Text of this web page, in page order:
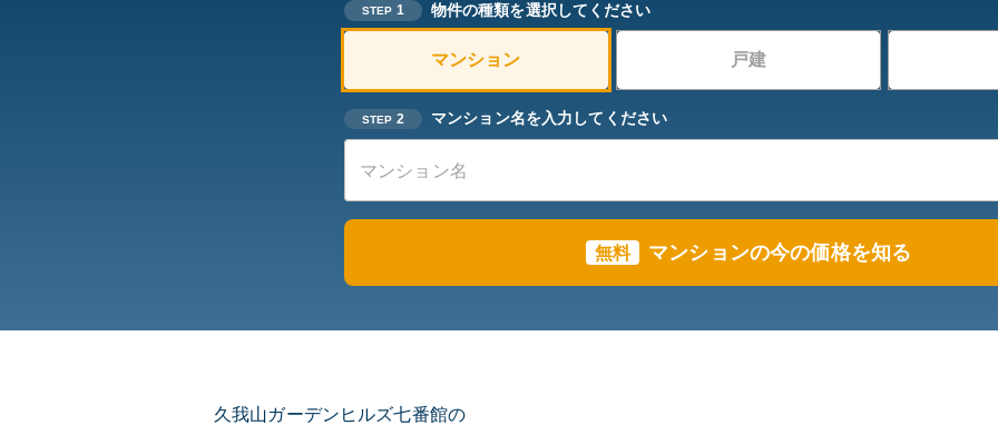
STEP 1 物件の種類を選択してください
マンション 戸建
STEP 2 マンション名を入力してください
無料 マンションの今の価格を知る
久我山ガーデンヒルズ七番館の